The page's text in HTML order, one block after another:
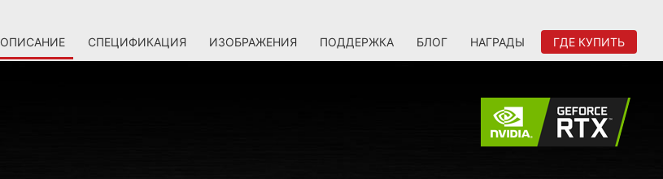
ОПИСАНИЕ СПЕЦИФИКАЦИЯ ИЗОБРАЖЕНИЯ ПОДДЕРЖКА БЛОГ НАГРАДЫ ГДЕ КУПИТЬ